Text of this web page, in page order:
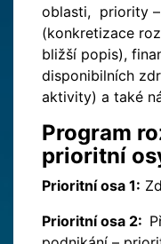
oblasti, priority
(konkretizace
bližší popis),
disponibilních
aktivity) a také
Program
prioritní
Prioritní osa 1:
Prioritní osa 2: